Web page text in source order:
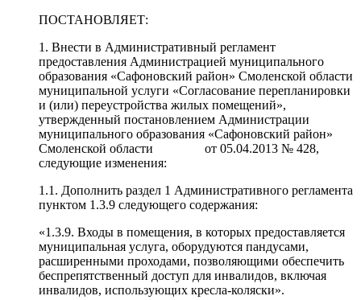
ПОСТАНОВЛЯЕТ:
1. Внести в Административный регламент
предоставления Администрацией муниципального
образования «Сафоновский район» Смоленской области
муниципальной услуги «Согласование перепланировки
и (или) переустройства жилых помещений»,
утвержденный постановлением Администрации
муниципального образования «Сафоновский район»
Смоленской области от 05.04.2013 № 428,
следующие изменения:
1.1. Дополнить раздел 1 Административного регламента
пунктом 1.3.9 следующего содержания:
«1.3.9. Входы в помещения, в которых предоставляется
муниципальная услуга, оборудуются пандусами,
расширенными проходами, позволяющими обеспечить
беспрепятственный доступ для инвалидов, включая
инвалидов, использующих кресла-коляски».